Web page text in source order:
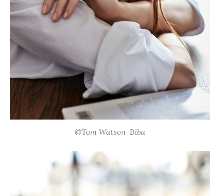
©Tom Watson-Biba